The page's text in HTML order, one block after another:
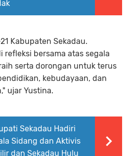
Kabupaten Sekadau.
refleksi bersama atas segala
serta dorongan untuk terus
kebudayaan, dan
ujar Yustina.
Sekadau Hadiri
Sidang dan Aktivis
dan Sekadau Hulu